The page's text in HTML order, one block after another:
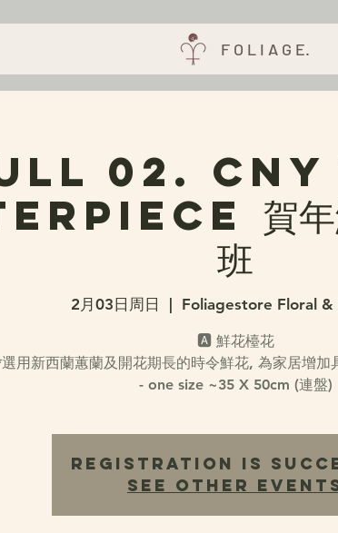
F O L I A G E.
02.
賀年鮮
班
2月03日周日 Foliagestore Floral &
🅰️ 鮮花檯花
用新西蘭蕙蘭及開花期長的時令鮮花, 為家居增加
- one size ~35 X 50cm (連盤)
Registration is
See other